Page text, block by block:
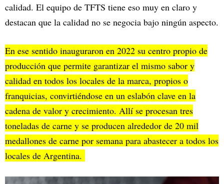
calidad. El equipo de TFTS tiene eso muy en claro y
destacan que la calidad no se negocia bajo ningún aspecto.
En ese sentido inauguraron en 2022 su centro propio de
producción que permite garantizar el mismo sabor y
calidad en todos los locales de la marca, propios o
franquicias, convirtiéndose en un eslabón clave en la
cadena de valor y crecimiento. Allí se procesan tres
toneladas de carne y se producen alrededor de 20 mil
medallones de carne por semana para abastecer a todos los
locales de Argentina.